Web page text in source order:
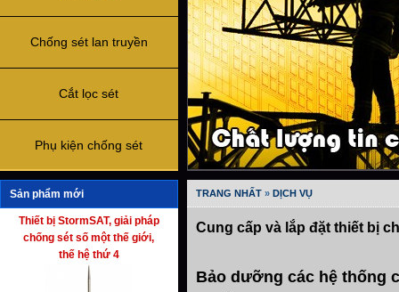
Chống sét lan truyền
Cắt lọc sét
Phụ kiện chống sét
Sản phẩm mới
Thiết bị StormSAT, giải pháp
chống sét số một thế giới,
thế hệ thứ 4
TRANG NHẤT » DỊCH VỤ
Cung cấp và lắp đặt thiết bị
Bảo dưỡng các hệ thống